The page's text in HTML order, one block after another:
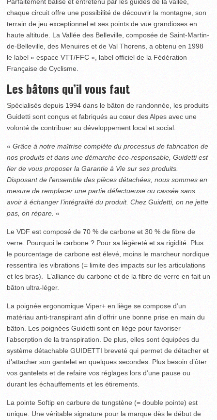
chaque circuit offre une possibilité de découvrir la montagne, son
terrain de jeu exceptionnel et ses points de vue grandioses en
haute altitude. La Vallée des Belleville, composée de Saint-Martin-
de-Belleville, des Menuires et de Val Thorens, a obtenu en 1998
le label « espace VTT/FFC », label officiel de la Fédération
Française de Cyclisme.
Les bâtons qu’il vous faut
Spécialisés depuis 1994 dans le bâton de randonnée, les produits
Guidetti sont conçus et fabriqués au cœur des Alpes avec une
volonté de contribuer au développement local et social.
« Grâce à notre maîtrise complète du processus de fabrication de
nos produits et dans une démarche éco-responsable, Guidetti est
fier de vous proposer la Garantie à Vie sur ses produits.
Disposant de l’ensemble des pièces détachées, nous sommes en
mesure de remplacer une partie défectueuse ou cassée sans
avoir à échanger l’intégralité du produit. Chez Guidetti, on ne jette
pas, on répare. «
Le VDF est composé de 70 % de carbone et 30 % de fibre de
verre. Pourquoi le carbone ? Pour sa légèreté et sa rigidité. Plus
le pourcentage de carbone est élevé, moins le marcheur nordique
ressentira les vibrations (= limite des impacts sur les articulations
et les bras). L’alliance du carbone et de la fibre de verre en fait un
bâton ultra-léger.
La poignée ergonomique Viper+ en liège se compose d’un
matériau anti-transpirant afin d’offrir une bonne prise en main du
bâton. Les poignées Guidetti sont en liège pour favoriser
l’absorption de la transpiration. De plus, elles sont équipées du
système détachable GUIDETTI breveté qui permet de détacher et
d’attacher son gantelet en quelques secondes. Plus besoin d’ôter
vos gantelets et de refaire vos réglages lors d’une pause ou
durant les échauffements et les étirements.
La pointe Softip en carbure de tungstène (= double pointe) est
unique. Une véritable signature pour la marque dès le début de